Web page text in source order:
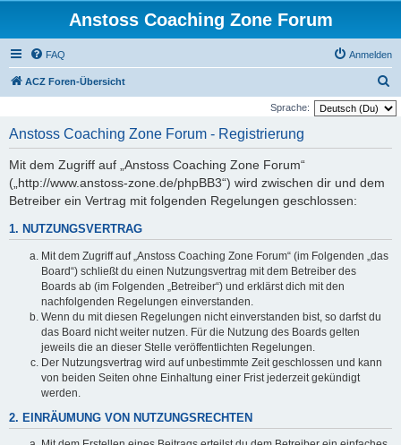
Anstoss Coaching Zone Forum
FAQ Anmelden
ACZ Foren-Übersicht
u
Sprache:
Anstoss Coaching Zone Forum - Registrierung
Mit dem Zugriff auf „Anstoss Coaching Zone Forum“
(„http://www.anstoss-zone.de/phpBB3“) wird zwischen dir und dem
Betreiber ein Vertrag mit folgenden Regelungen geschlossen:
1. NUTZUNGSVERTRAG
Mit dem Zugriff auf „Anstoss Coaching Zone Forum“ (im Folgenden „das
Board“) schließt du einen Nutzungsvertrag mit dem Betreiber des
Boards ab (im Folgenden „Betreiber“) und erklärst dich mit den
nachfolgenden Regelungen einverstanden.
Wenn du mit diesen Regelungen nicht einverstanden bist, so darfst du
das Board nicht weiter nutzen. Für die Nutzung des Boards gelten
jeweils die an dieser Stelle veröffentlichten Regelungen.
Der Nutzungsvertrag wird auf unbestimmte Zeit geschlossen und kann
von beiden Seiten ohne Einhaltung einer Frist jederzeit gekündigt
werden.
2. EINRÄUMUNG VON NUTZUNGSRECHTEN